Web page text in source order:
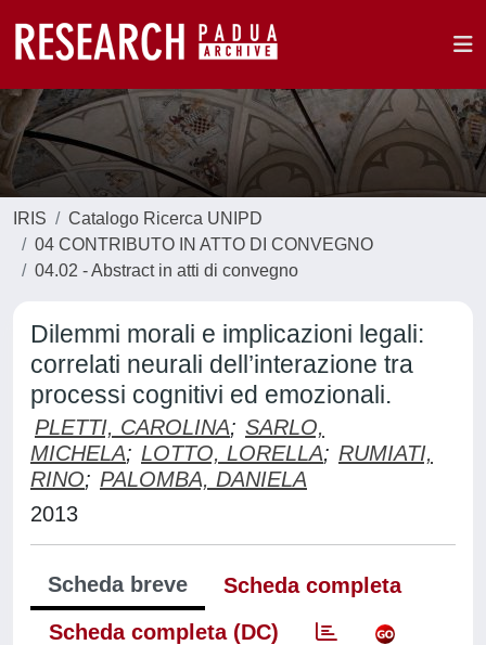
IRIS
Catalogo Ricerca UNIPD
04 CONTRIBUTO IN ATTO DI CONVEGNO
04.02 - Abstract in atti di convegno
Dilemmi morali e implicazioni legali:
correlati neurali dell’interazione tra
processi cognitivi ed emozionali.
PLETTI, CAROLINA; SARLO,
MICHELA; LOTTO, LORELLA; RUMIATI,
RINO; PALOMBA, DANIELA
2013
Scheda breve
Scheda completa
Scheda completa (DC)